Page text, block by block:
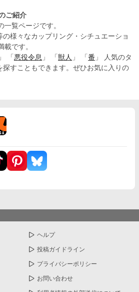
ご紹介
覧ページです。
様々なカップリング・シチュエーショ
です。
」 「 悪役令息 」 「 獣人 」 「 番 」 人気のタ
探すこともできます。ぜひお気に入りの
ヘルプ
投稿ガイドライン
プライバシーポリシー
お問い合わせ